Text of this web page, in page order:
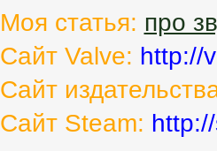
Моя статья: про
Сайт Valve: http://
Сайт
Сайт Steam: